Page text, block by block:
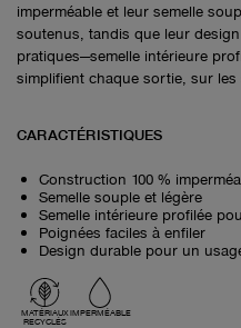
imperméable et leur semelle
soutenus, tandis que leur
pratiques—semelle intérieure
simplifient chaque sortie, sur les
CARACTÉRISTIQUES
Construction 100 %
Semelle souple et légère
Semelle intérieure profilée
Poignées faciles à enfiler
Design durable pour un
MATÉRIAUX
RECYCLÉS
IMPERMÉABLE